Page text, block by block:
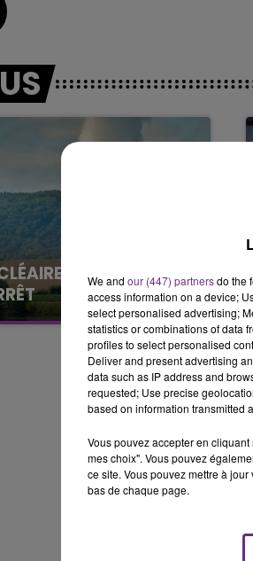
DE CHOOZ
que la centrale
est à l'arrêt. Une situation
intense qui est
We and our (447) partnersdo the
access information on a device;
select personalised advertising;
statistics or combinations of data
profiles to select personalised
Deliver and present advertising
data such as IP address and
requested; Use precise
based on information transmitted
Vous pouvez accepter en
mes choix". Vous pouvez
ce site. Vous pouvez mettre à
bas de chaque page.